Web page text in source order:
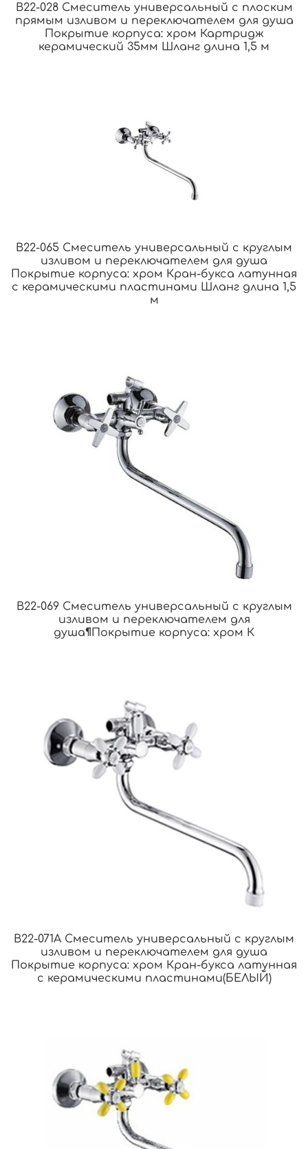
B22-028 Смеситель универсальный с плоским
прямым изливом и переключателем для душа
Покрытие корпуса: хром Картридж
керамический 35мм Шланг длина 1,5 м
B22-065 Смеситель универсальный с круглым
изливом и переключателем для душа
Покрытие корпуса: хром Кран-букса латунная
с керамическими пластинами Шланг длина 1,5
м
B22-069 Смеситель универсальный с круглым
изливом и переключателем для
душа¶Покрытие корпуса: хром К
B22-071A Смеситель универсальный с круглым
изливом и переключателем для душа
Покрытие корпуса: хром Кран-букса латунная
с керамическими пластинами(БЕЛЫЙ)